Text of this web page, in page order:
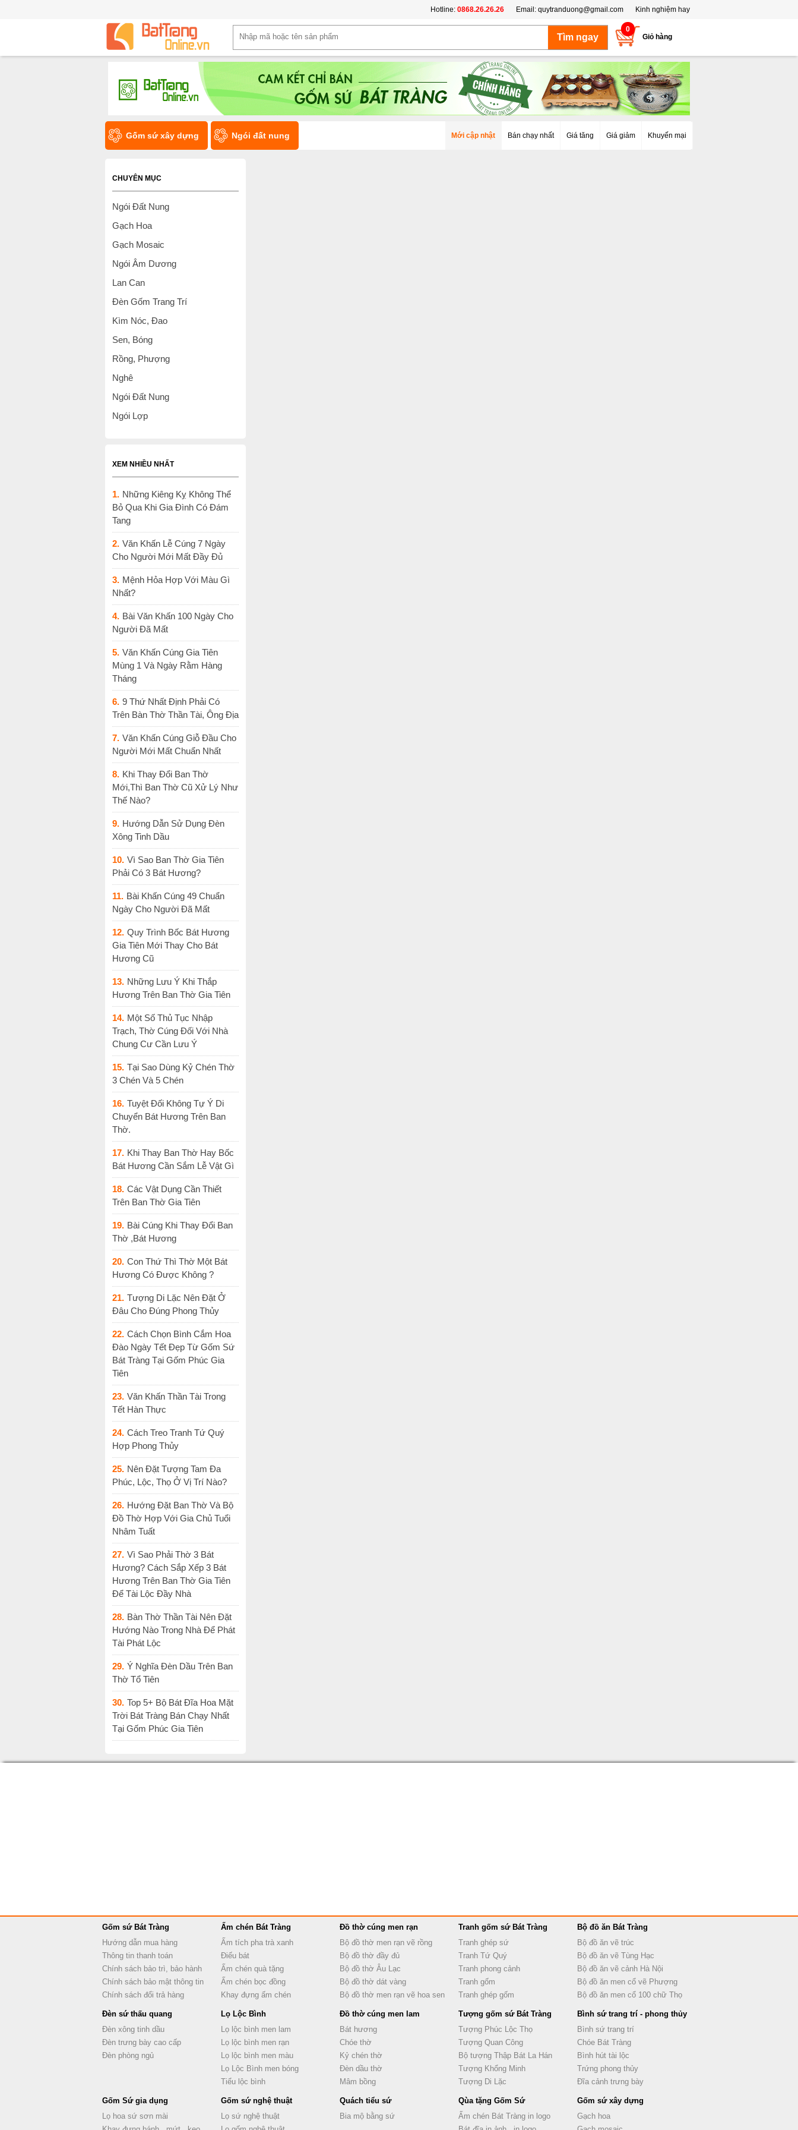
Hotline: 0868.26.26.26 Email: quytranduong@gmail.com Kinh nghiệm hay
0
Giỏ hàng
Gốm sứ xây dựng Ngói đất nung Mới cập nhật Bán chạy nhất Giá tăng Giá giảm Khuyến mại
CHUYÊN MỤC
Ngói Đất Nung
Gạch Hoa
Gạch Mosaic
Ngói Âm Dương
Lan Can
Đèn Gốm Trang Trí
Kìm Nóc, Đao
Sen, Bóng
Rồng, Phượng
Nghê
Ngói Đất Nung
Ngói Lợp
XEM NHIỀU NHẤT
1. Những Kiêng Kỵ Không Thể
Bỏ Qua Khi Gia Đình Có Đám
Tang
2. Văn Khấn Lễ Cúng 7 Ngày
Cho Người Mới Mất Đầy Đủ
3. Mệnh Hỏa Hợp Với Màu Gì
Nhất?
4. Bài Văn Khấn 100 Ngày Cho
Người Đã Mất
5. Văn Khấn Cúng Gia Tiên
Mùng 1 Và Ngày Rằm Hàng
Tháng
6. 9 Thứ Nhất Định Phải Có
Trên Bàn Thờ Thần Tài, Ông Địa
7. Văn Khấn Cúng Giỗ Đầu Cho
Người Mới Mất Chuẩn Nhất
8. Khi Thay Đổi Ban Thờ
Mới,thì Ban Thờ Cũ Xử Lý Như
Thế Nào?
9. Hướng Dẫn Sử Dụng Đèn
Xông Tinh Dầu
10. Vì Sao Ban Thờ Gia Tiên
Phải Có 3 Bát Hương?
11. Bài Khấn Cúng 49 Chuẩn
Ngày Cho Người Đã Mất
12. Quy Trình Bốc Bát Hương
Gia Tiên Mới Thay Cho Bát
Hương Cũ
13. Những Lưu Ý Khi Thắp
Hương Trên Ban Thờ Gia Tiên
14. Một Số Thủ Tục Nhập
Trạch, Thờ Cúng Đối Với Nhà
Chung Cư Cần Lưu Ý
15. Tại Sao Dùng Kỷ Chén Thờ
3 Chén Và 5 Chén
16. Tuyệt Đối Không Tự Ý Di
Chuyển Bát Hương Trên Ban
Thờ.
17. Khi Thay Ban Thờ Hay Bốc
Bát Hương Cần Sắm Lễ Vật Gì
18. Các Vật Dụng Cần Thiết
Trên Ban Thờ Gia Tiên
19. Bài Cúng Khi Thay Đổi Ban
Thờ ,Bát Hương
20. Con Thứ Thì Thờ Một Bát
Hương Có Được Không ?
21. Tượng Di Lặc Nên Đặt Ở
Đâu Cho Đúng Phong Thủy
22. Cách Chọn Bình Cắm Hoa
Đào Ngày Tết Đẹp Từ Gốm Sứ
Bát Tràng Tại Gốm Phúc Gia
Tiên
23. Văn Khấn Thần Tài Trong
Tết Hàn Thực
24. Cách Treo Tranh Tứ Quý
Hợp Phong Thủy
25. Nên Đặt Tượng Tam Đa
Phúc, Lộc, Thọ Ở Vị Trí Nào?
26. Hướng Đặt Ban Thờ Và Bộ
Đồ Thờ Hợp Với Gia Chủ Tuổi
Nhâm Tuất
27. Vì Sao Phải Thờ 3 Bát
Hương? Cách Sắp Xếp 3 Bát
Hương Trên Ban Thờ Gia Tiên
Để Tài Lộc Đầy Nhà
28. Bàn Thờ Thần Tài Nên Đặt
Hướng Nào Trong Nhà Để Phát
Tài Phát Lộc
29. Ý Nghĩa Đèn Dầu Trên Ban
Thờ Tổ Tiên
30. Top 5+ Bộ Bát Đĩa Hoa Mặt
Trời Bát Tràng Bán Chạy Nhất
Tại Gốm Phúc Gia Tiên
Gốm sứ Bát Tràng
Hướng dẫn mua hàng
Thông tin thanh toán
Chính sách bảo trì, bảo hành
Chính sách bảo mật thông tin
Chính sách đổi trả hàng
Ấm chén Bát Tràng
Ấm tích pha trà xanh
Điếu bát
Ấm chén quà tặng
Ấm chén bọc đồng
Khay đựng ấm chén
Đồ thờ cúng men rạn
Bộ đồ thờ men rạn vẽ rồng
Bộ đồ thờ đầy đủ
Bộ đồ thờ Âu Lạc
Bộ đồ thờ dát vàng
Bộ đồ thờ men rạn vẽ hoa sen
Tranh gốm sứ Bát Tràng
Tranh ghép sứ
Tranh Tứ Quý
Tranh phong cảnh
Tranh gốm
Tranh ghép gốm
Bộ đồ ăn Bát Tràng
Bộ đồ ăn vẽ trúc
Bộ đồ ăn vẽ Tùng Hạc
Bộ đồ ăn vẽ cảnh Hà Nội
Bộ đồ ăn men cổ vẽ Phượng
Bộ đồ ăn men cổ 100 chữ Thọ
Đèn sứ thấu quang
Đèn xông tinh dầu
Đèn trưng bày cao cấp
Đèn phòng ngủ
Lọ Lộc Bình
Lọ lộc bình men lam
Lọ lộc bình men rạn
Lọ lộc bình men màu
Lọ Lộc Bình men bóng
Tiểu lộc bình
Đồ thờ cúng men lam
Bát hương
Chóe thờ
Kỷ chén thờ
Đèn dầu thờ
Mâm bồng
Tượng gốm sứ Bát Tràng
Tượng Phúc Lộc Thọ
Tượng Quan Công
Bộ tượng Thập Bát La Hán
Tượng Khổng Minh
Tượng Di Lặc
Bình sứ trang trí - phong thủy
Bình sứ trang trí
Chóe Bát Tràng
Bình hút tài lộc
Trứng phong thủy
Đĩa cảnh trưng bày
Gốm Sứ gia dụng
Lọ hoa sứ sơn mài
Gốm sứ nghệ thuật
Lọ sứ nghệ thuật
Quách tiểu sứ
Bia mộ bằng sứ
Qùa tặng Gốm Sứ
Ấm chén Bát Tràng in logo
Gốm sứ xây dựng
Gạch hoa